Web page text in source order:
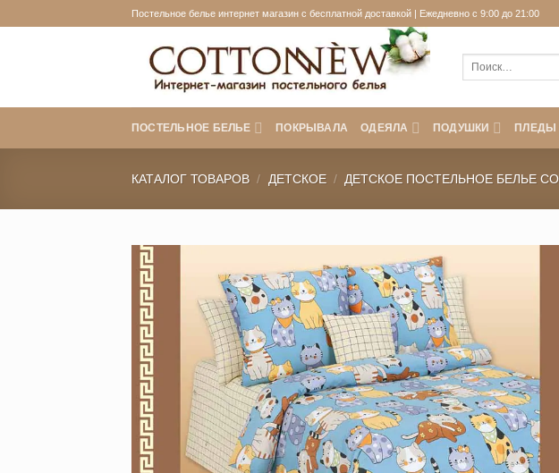
to
Постельное белье интернет магазин с бесплатной доставкой | Ежедневно с 9:00 до 21:00
ПОСТЕЛЬНОЕ БЕЛЬЕ ПОКРЫВАЛА ОДЕЯЛА ПОДУШКИ ПЛЕДЫ
КАТАЛОГ ТОВАРОВ / ДЕТСКОЕ / ДЕТСКОЕ ПОСТЕЛЬНОЕ БЕЛЬЕ